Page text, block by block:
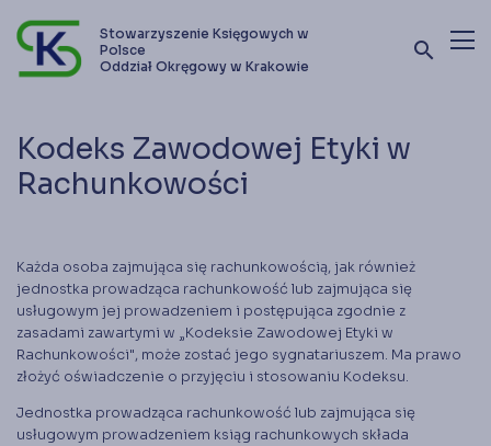
Stowarzyszenie Księgowych w
Polsce
Oddział Okręgowy w Krakowie
search
Oferta szkoleniowa
Kontakt
Zostań członkiem SKwP
Kodeks Zawodowej Etyki w
Rachunkowości
Każda osoba zajmująca się rachunkowością, jak również
jednostka prowadząca rachunkowość lub zajmująca się
usługowym jej prowadzeniem i postępująca zgodnie z
zasadami zawartymi w „Kodeksie Zawodowej Etyki w
Rachunkowości", może zostać jego sygnatariuszem. Ma prawo
złożyć oświadczenie o przyjęciu i stosowaniu Kodeksu.
Jednostka prowadząca rachunkowość lub zajmująca się
usługowym prowadzeniem ksiąg rachunkowych składa